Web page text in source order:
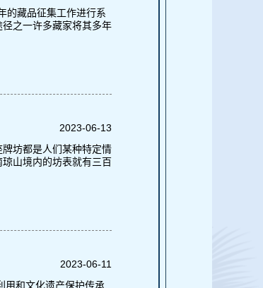
的藏品征集工作进行系
之一许多藏家将其多年
2023-06-13
坊都是人们某种特定情
山境内的坊表就有三百
2023-06-11
用和文化遗产保护传承